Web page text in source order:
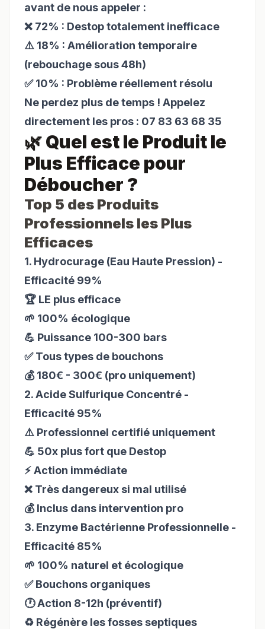
avant de nous appeler :
❌ 72% : Destop totalement inefficace
⚠️ 18% : Amélioration temporaire
(rebouchage sous 48h)
✅ 10% : Problème réellement résolu
Ne perdez plus de temps ! Appelez
directement les pros : 07 83 63 68 35
🌿 Quel est le Produit le
Plus Efficace pour
Déboucher ?
Top 5 des Produits
Professionnels les Plus
Efficaces
1. Hydrocurage (Eau Haute Pression) -
Efficacité 99%
🏆 LE plus efficace
🌱 100% écologique
💪 Puissance 100-300 bars
✅ Tous types de bouchons
💰 180€ - 300€ (pro uniquement)
2. Acide Sulfurique Concentré -
Efficacité 95%
⚠️ Professionnel certifié uniquement
💪 50x plus fort que Destop
⚡ Action immédiate
❌ Très dangereux si mal utilisé
💰 Inclus dans intervention pro
3. Enzyme Bactérienne Professionnelle -
Efficacité 85%
🌱 100% naturel et écologique
✅ Bouchons organiques
🕐 Action 8-12h (préventif)
♻️ Régénère les fosses septiques